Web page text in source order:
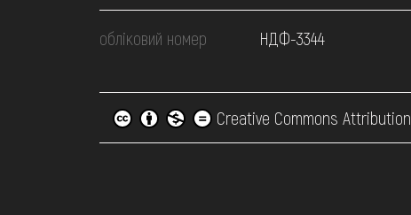
обліковий номер НДФ-3344
Creative Commons Attribution